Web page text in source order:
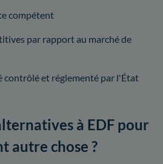
compétent
par rapport au marché de
contrôlé et réglementé par l'État
à EDF pour
autre chose ?